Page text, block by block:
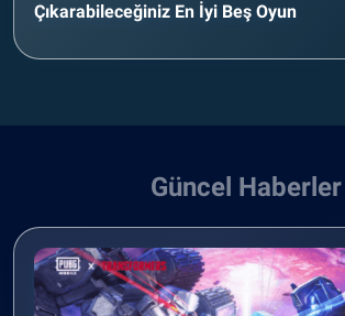
Çıkarabileceğiniz En İyi Beş Oyun
Güncel Haberler